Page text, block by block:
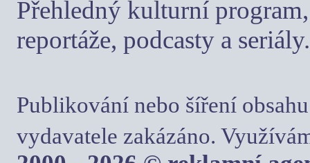
Přehledný kulturní
reportáže, podcasty a seriály.
Publikování nebo šíření
vydavatele zakázáno.